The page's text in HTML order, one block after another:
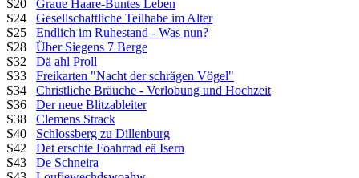
S20 Graue Haare-Buntes Leben
S24 Gesellschaftliche Teilhabe im Alter
S25 Endlich im Ruhestand - Was nun?
S28 Über Siegens 7 Berge
S32 Dä ahl Proll
S33 Freikarten "Nacht der schrägen Vögel"
S34 Christliche Bräuche - Verlobung und Hochzeit
S36 Der neue Blitzableiter
S38 Clemens Strack
S40 Schlossberg zu Dillenburg
S42 Det erschte Foahrrad eä Isern
S43 De Schneira